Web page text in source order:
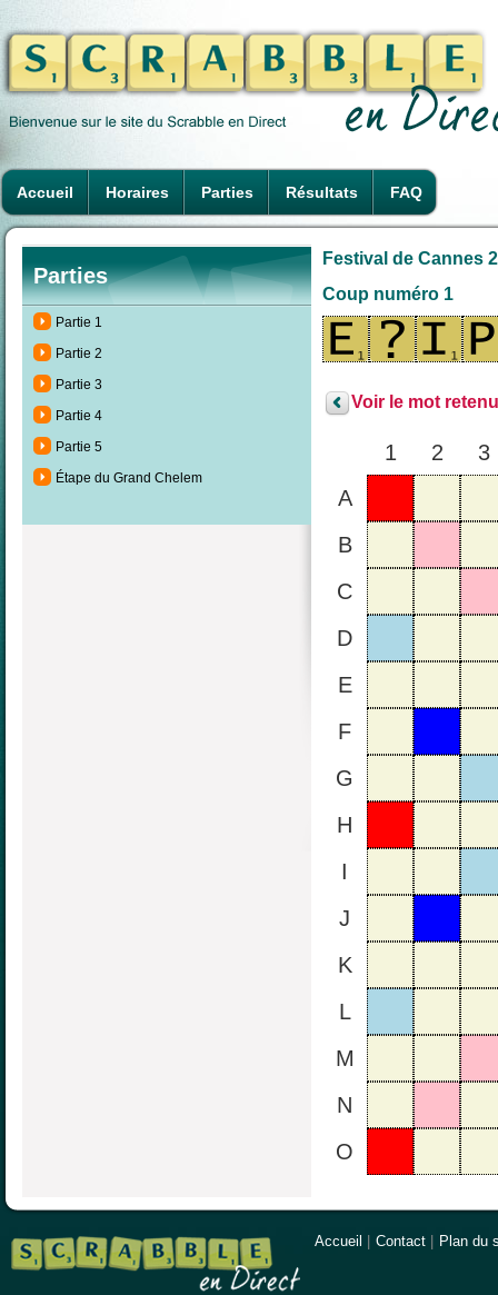
Accueil Horaires Parties Résultats FAQ
Parties
Partie 1
Partie 2
Partie 3
Partie 4
Partie 5
Étape du Grand Chelem
Festival de Cannes
Coup numéro 1
Voir le mot
1 2
3
A
B
C
D
E
F
G
H
I
J
K
L
M
N
O
Accueil Contact Plan du